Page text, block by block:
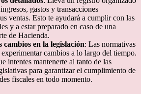
gastos y transacciones
ventas. Esto te ayudará a cumplir con las
y a estar preparado en caso de una
de Hacienda.
cambios en la legislación: Las normativas
cambios a lo largo del tiempo.
intentes mantenerte al tanto de las
para garantizar el cumplimiento de
fiscales en todo momento.